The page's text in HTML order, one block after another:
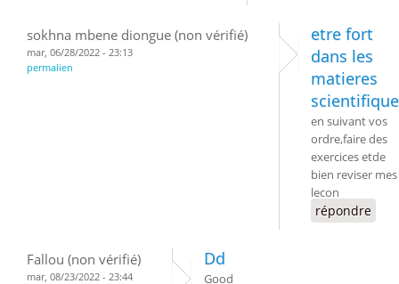
sokhna mbene diongue (non vérifié)
mar, 06/28/2022 - 23:13
permalien
etre fort
dans les
matieres
en suivant vos
ordre,faire des
exercices etde
bien reviser mes
lecon
répondre
Fallou (non vérifié)
mar, 08/23/2022 - 23:44
Dd
Good